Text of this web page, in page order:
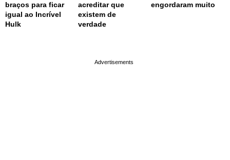
braços para ficar
igual ao Incrível
Hulk
acreditar que
existem de
verdade
engordaram muito